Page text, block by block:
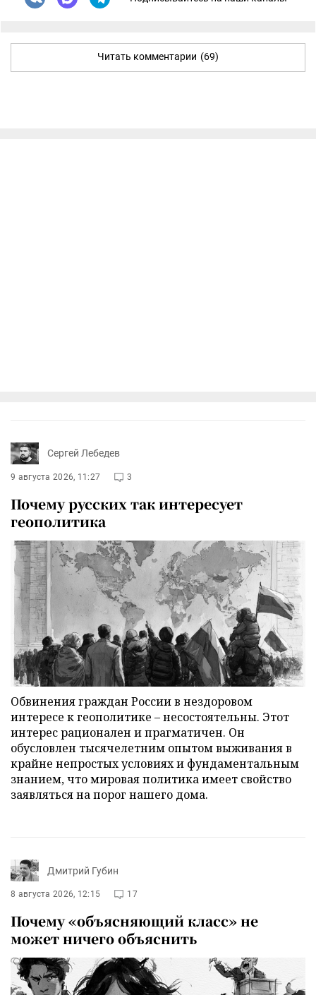
Читать комментарии (69)
Сергей Лебедев
9 августа 2026, 11:27 3
Почему русских так интересует
геополитика
Обвинения граждан России в нездоровом
интересе к геополитике – несостоятельны. Этот
интерес рационален и прагматичен. Он
обусловлен тысячелетним опытом выживания в
крайне непростых условиях и фундаментальным
знанием, что мировая политика имеет свойство
заявляться на порог нашего дома.
Дмитрий Губин
8 августа 2026, 12:15 17
Почему «объясняющий класс» не
может ничего объяснить